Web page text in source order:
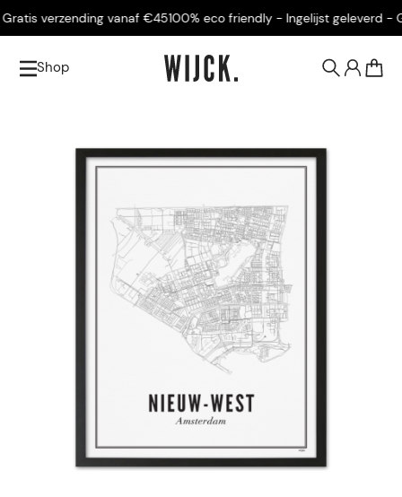
verzending vanaf €45100% eco friendly - Ingelijst geleverd -
Shop